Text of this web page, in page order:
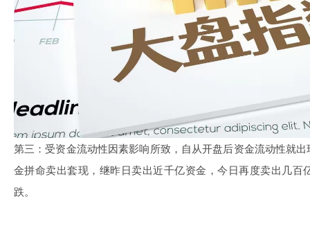
第三：受资金流动性因素影响所致，自从开盘后资金流动性就
金拼命卖出套现，继昨日卖出近千亿资金，今日再度卖出几百
跌。